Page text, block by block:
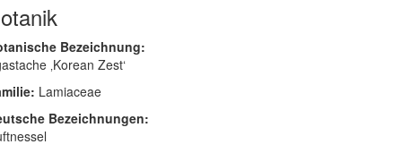
Bezeichnung:
‚Korean Zest‘
Lamiaceae
Bezeichnungen: